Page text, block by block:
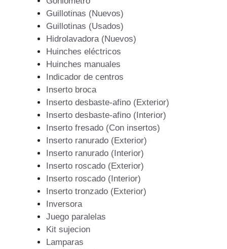
Guillotinas (Nuevos)
Guillotinas (Usados)
Hidrolavadora (Nuevos)
Huinches eléctricos
Huinches manuales
Indicador de centros
Inserto broca
Inserto desbaste-afino (Exterior)
Inserto desbaste-afino (Interior)
Inserto fresado (Con insertos)
Inserto ranurado (Exterior)
Inserto ranurado (Interior)
Inserto roscado (Exterior)
Inserto roscado (Interior)
Inserto tronzado (Exterior)
Inversora
Juego paralelas
Kit sujecion
Lamparas